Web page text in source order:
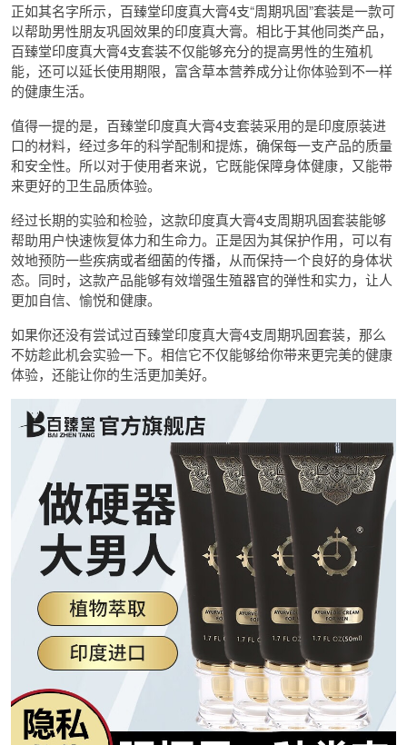
正如其名字所示，百臻堂印度真大膏4支“周期巩固”套装是一款可
以帮助男性朋友巩固效果的印度真大膏。相比于其他同类产品，
百臻堂印度真大膏4支套装不仅能够充分的提高男性的生殖机
能，还可以延长使用期限，富含草本营养成分让你体验到不一样
的健康生活。
值得一提的是，百臻堂印度真大膏4支套装采用的是印度原装进
口的材料，经过多年的科学配制和提炼，确保每一支产品的质量
和安全性。所以对于使用者来说，它既能保障身体健康，又能带
来更好的卫生品质体验。
经过长期的实验和检验，这款印度真大膏4支周期巩固套装能够
帮助用户快速恢复体力和生命力。正是因为其保护作用，可以有
效地预防一些疾病或者细菌的传播，从而保持一个良好的身体状
态。同时，这款产品能够有效增强生殖器官的弹性和实力，让人
更加自信、愉悦和健康。
如果你还没有尝试过百臻堂印度真大膏4支周期巩固套装，那么
不妨趁此机会实验一下。相信它不仅能够给你带来更完美的健康
体验，还能让你的生活更加美好。